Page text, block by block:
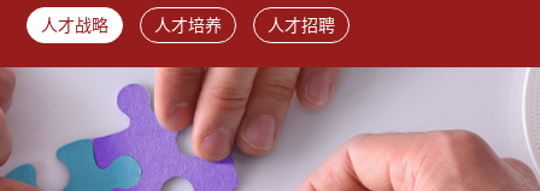
人才战略 人才培养 人才招聘